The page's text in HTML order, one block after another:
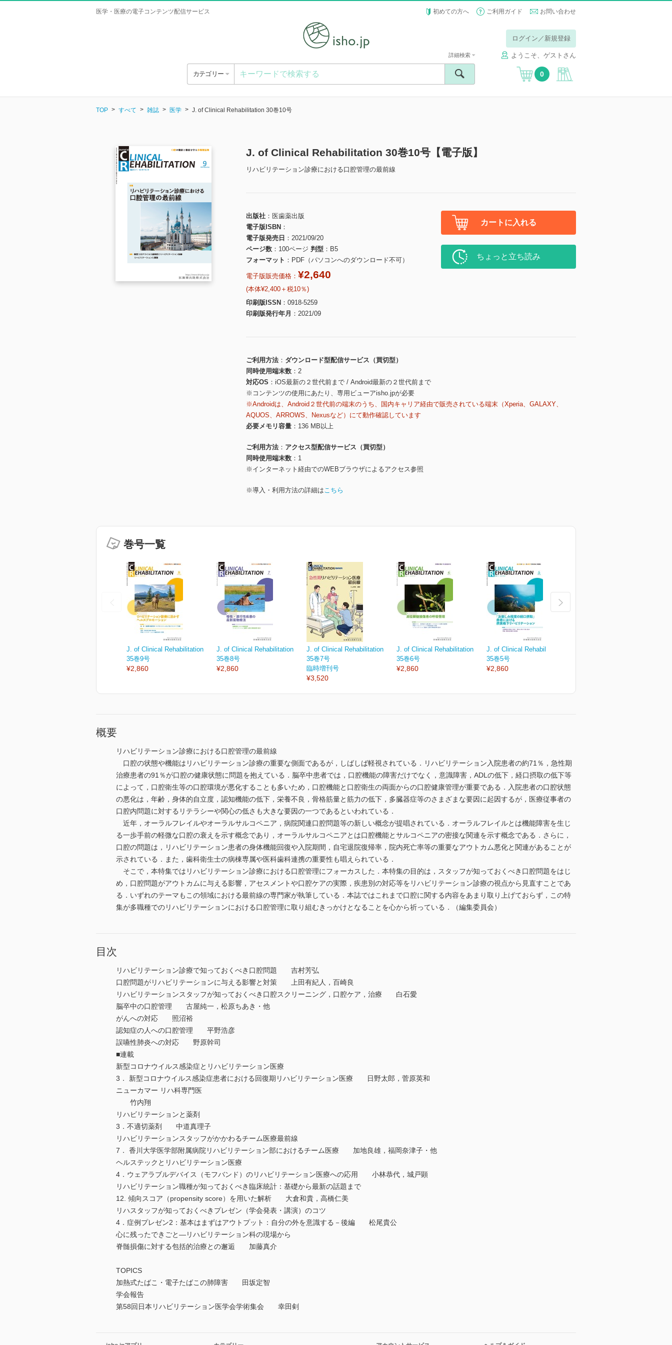
医学・医療の電子コンテンツ配信サービス 初めての方へ ご利用ガイド お問い合わせ
ログイン／新規登録
ようこそ、ゲストさん
カテゴリー
詳細検索
0
TOP すべて 雑誌 医学 J. of Clinical Rehabilitation 30巻10号
J. of Clinical Rehabilitation 30巻10号【電子版】
リハビリテーション診療における口腔管理の最前線
出版社
医歯薬出版
電子版ISBN
電子版発売日
2021/09/20
ページ数
100ページ 判型
B5
フォーマット
PDF（パソコンへのダウンロード不可）
電子版販売価格： ¥2,640
(本体¥2,400＋税10％)
印刷版ISSN
0918-5259
印刷版発行年月
2021/09
カートに入れる
ちょっと立ち読み
ご利用方法
ダウンロード型配信サービス（買切型）
同時使用端末数
2
対応OS
iOS最新の２世代前まで / Android最新の２世代前まで
※コンテンツの使用にあたり、専用ビューアisho.jpが必要
※Androidは、Android２世代前の端末のうち、国内キャリア経由で販売されている端末（Xperia、GALAXY、
AQUOS、ARROWS、Nexusなど）にて動作確認しています
必要メモリ容量
136 MB以上
ご利用方法
アクセス型配信サービス（買切型）
同時使用端末数
1
※インターネット経由でのWEBブラウザによるアクセス参照
※導入・利用方法の詳細はこちら
巻号一覧
J. of Clinical Rehabilitation
35巻9号
¥2,860
J. of Clinical Rehabilitation
35巻8号
¥2,860
J. of Clinical Rehabilitation
35巻7号
臨時増刊号
¥3,520
J. of Clinical Rehabilitation
35巻6号
¥2,860
J. of Clinical Rehabilitation
35巻5号
¥2,860
概要
リハビリテーション診療における口腔管理の最前線
口腔の状態や機能はリハビリテーション診療の重要な側面であるが，しばしば軽視されている．リハビリテーション入院患者の約71％，急性期
治療患者の91％が口腔の健康状態に問題を抱えている．脳卒中患者では，口腔機能の障害だけでなく，意識障害，ADLの低下，経口摂取の低下等
によって，口腔衛生等の口腔環境が悪化することも多いため，口腔機能と口腔衛生の両面からの口腔健康管理が重要である．入院患者の口腔状態
の悪化は，年齢，身体的自立度，認知機能の低下，栄養不良，骨格筋量と筋力の低下，多臓器症等のさまざまな要因に起因するが，医療従事者の
口腔内問題に対するリテラシーや関心の低さも大きな要因の一つであるといわれている．
近年，オーラルフレイルやオーラルサルコペニア，病院関連口腔問題等の新しい概念が提唱されている．オーラルフレイルとは機能障害を生じ
る一歩手前の軽微な口腔の衰えを示す概念であり，オーラルサルコペニアとは口腔機能とサルコペニアの密接な関連を示す概念である．さらに，
口腔の問題は，リハビリテーション患者の身体機能回復や入院期間，自宅退院復帰率，院内死亡率等の重要なアウトカム悪化と関連があることが
示されている．また，歯科衛生士の病棟専属や医科歯科連携の重要性も唱えられている．
そこで，本特集ではリハビリテーション診療における口腔管理にフォーカスした．本特集の目的は，スタッフが知っておくべき口腔問題をはじ
め，口腔問題がアウトカムに与える影響，アセスメントや口腔ケアの実際，疾患別の対応等をリハビリテーション診療の視点から見直すことであ
る．いずれのテーマもこの領域における最前線の専門家が執筆している．本誌ではこれまで口腔に関する内容をあまり取り上げておらず，この特
集が多職種でのリハビリテーションにおける口腔管理に取り組むきっかけとなることを心から祈っている．（編集委員会）
目次
リハビリテーション診療で知っておくべき口腔問題 吉村芳弘
口腔問題がリハビリテーションに与える影響と対策 上田有紀人，百崎良
リハビリテーションスタッフが知っておくべき口腔スクリーニング，口腔ケア，治療 白石愛
脳卒中の口腔管理 古屋純一，松原ちあき・他
がんへの対応 照沼裕
認知症の人への口腔管理 平野浩彦
誤嚥性肺炎への対応 野原幹司
■連載
新型コロナウイルス感染症とリハビリテーション医療
3． 新型コロナウイルス感染症患者における回復期リハビリテーション医療 日野太郎，菅原英和
ニューカマー リハ科専門医
竹内翔
リハビリテーションと薬剤
3．不適切薬剤 中道真理子
リハビリテーションスタッフがかかわるチーム医療最前線
7． 香川大学医学部附属病院リハビリテーション部におけるチーム医療 加地良雄，福岡奈津子・他
ヘルステックとリハビリテーション医療
4．ウェアラブルデバイス（モフバンド）のリハビリテーション医療への応用 小林恭代，城戸顕
リハビリテーション職種が知っておくべき臨床統計：基礎から最新の話題まで
12. 傾向スコア（propensity score）を用いた解析 大倉和貴，高橋仁美
リハスタッフが知っておくべきプレゼン（学会発表・講演）のコツ
4．症例プレゼン2：基本はまずはアウトプット：自分の外を意識する－後編 松尾貴公
心に残ったできごと―リハビリテーション科の現場から
脊髄損傷に対する包括的治療との邂逅 加藤真介
TOPICS
加熱式たばこ・電子たばこの肺障害 田坂定智
学会報告
第58回日本リハビリテーション医学会学術集会 幸田剣